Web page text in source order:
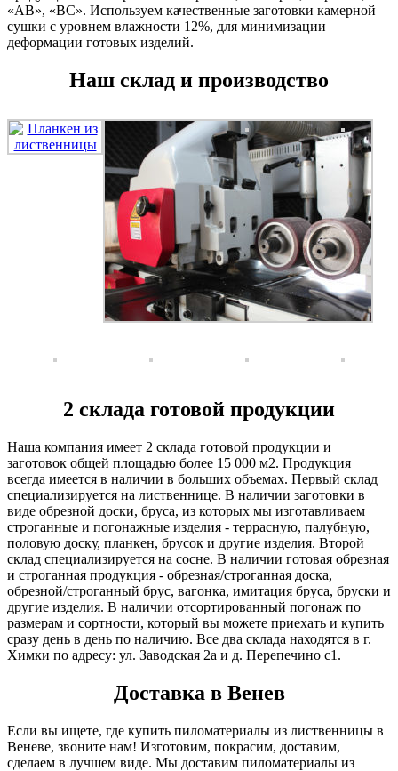
«АВ», «ВС». Используем качественные заготовки камерной
сушки с уровнем влажности 12%, для минимизации
деформации готовых изделий.
Наш склад и производство
2 склада готовой продукции
Наша компания имеет 2 склада готовой продукции и
заготовок общей площадью более 15 000 м2. Продукция
всегда имеется в наличии в больших объемах. Первый склад
специализируется на лиственнице. В наличии заготовки в
виде обрезной доски, бруса, из которых мы изготавливаем
строганные и погонажные изделия - террасную, палубную,
половую доску, планкен, брусок и другие изделия. Второй
склад специализируется на сосне. В наличии готовая обрезная
и строганная продукция - обрезная/строганная доска,
обрезной/строганный брус, вагонка, имитация бруса, бруски и
другие изделия. В наличии отсортированный погонаж по
размерам и сортности, который вы можете приехать и купить
сразу день в день по наличию. Все два склада находятся в г.
Химки по адресу: ул. Заводская 2а и д. Перепечино с1.
Доставка в Венев
Если вы ищете, где купить пиломатериалы из лиственницы в
Веневе, звоните нам! Изготовим, покрасим, доставим,
сделаем в лучшем виде. Мы доставим пиломатериалы из